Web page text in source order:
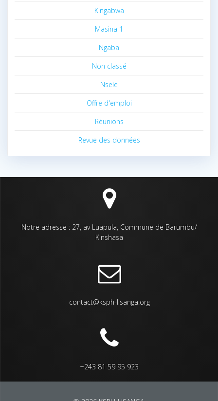
Kingabwa
Masina 1
Ngaba
Non classé
Nsele
Offre d'emploi
Réunions
Revue des données
Notre adresse : 27, av Luapula, Commune de Barumbu/
Kinshasa
contact@ksph-lisanga.org
+243 81 59 95 923